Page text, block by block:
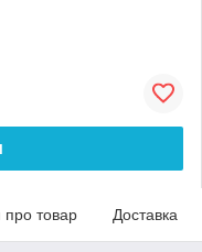
про товар Доставка